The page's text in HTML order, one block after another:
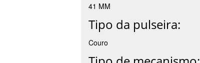
41 MM
Tipo da pulseira:
Couro